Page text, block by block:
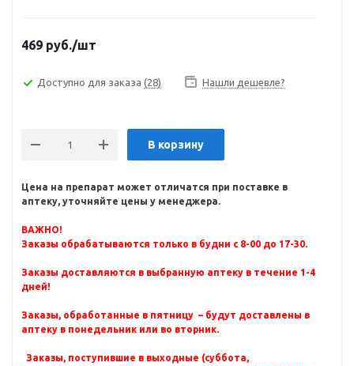
469 руб./шт
Доступно для заказа (28) Нашли дешевле?
В корзину
Цена на препарат может отличатся при поставке в
аптеку, уточняйте цены у менеджера.
ВАЖНО!
Заказы обрабатываются только в будни с 8-00 до 17-30.
Заказы доставляются в выбранную аптеку в течение 1-4
дней!
Заказы, обработанные в пятницу – будут доставлены в
аптеку в понедельник или во вторник.
Заказы, поступившие в выходные (суббота,